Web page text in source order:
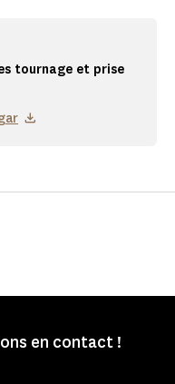
tournage et prise
en contact !